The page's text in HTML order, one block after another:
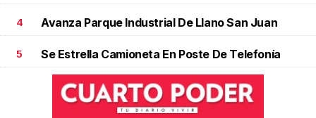
4 Avanza Parque Industrial De Llano San Juan
5 Se Estrella Camioneta En Poste De Telefonía